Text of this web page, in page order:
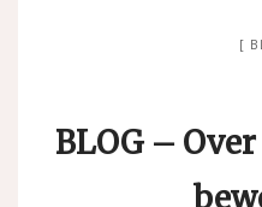
BLOG –